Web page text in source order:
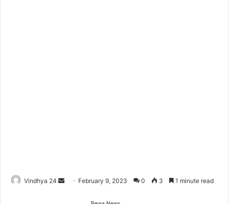
Vindhya 24
Send February 9, 2023 0 3 1 minute read